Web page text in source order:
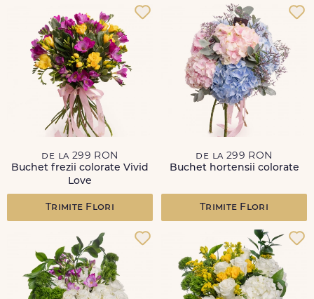
de la 299 RON
Buchet frezii colorate Vivid
Love
Trimite Flori
de la 299 RON
Buchet hortensii colorate
Trimite Flori